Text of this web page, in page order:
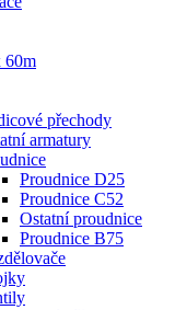
60m
přechody
armatury
Proudnice D25
Proudnice C52
Ostatní proudnice
Proudnice B75